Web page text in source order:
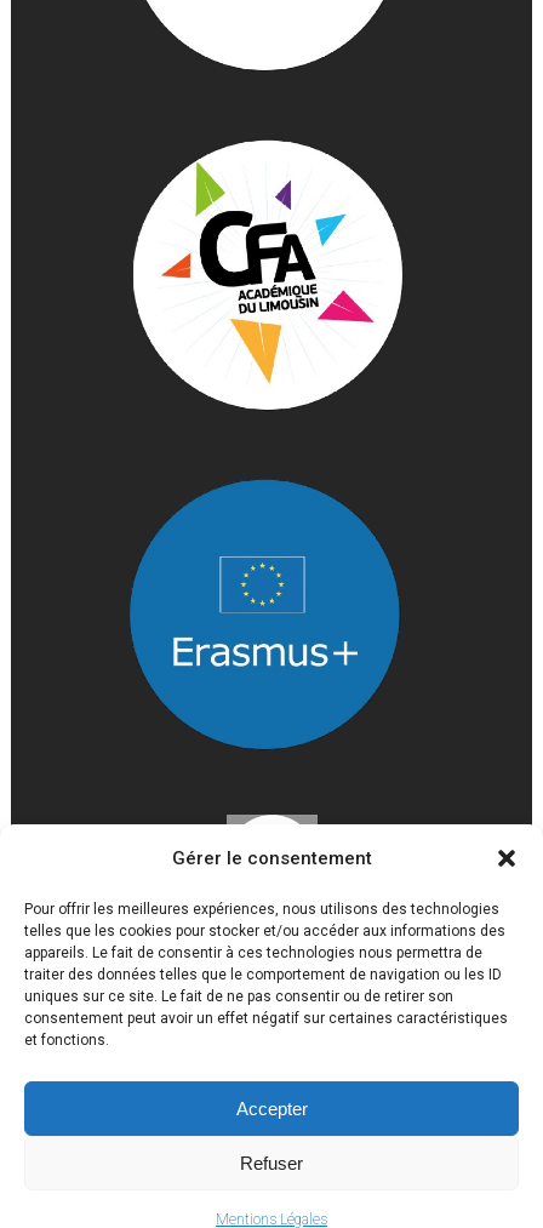
Gérer le consentement
Pour offrir les meilleures expériences, nous utilisons des technologies
telles que les cookies pour stocker et/ou accéder aux informations des
appareils. Le fait de consentir à ces technologies nous permettra de
traiter des données telles que le comportement de navigation ou les ID
uniques sur ce site. Le fait de ne pas consentir ou de retirer son
consentement peut avoir un effet négatif sur certaines caractéristiques
et fonctions.
Accepter
Refuser
Mentions Légales
Lycée Louis Gaston Roussillat 2017 © Tous droits réservés
Mentions légales